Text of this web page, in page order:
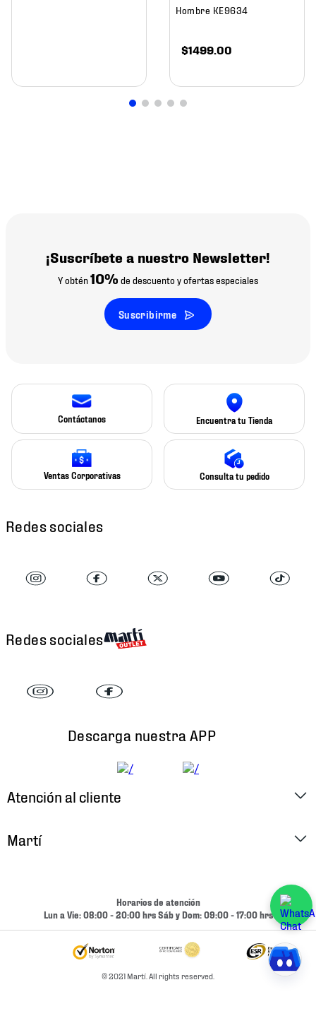
Hombre KE9634
$1499.00
¡Suscríbete a nuestro Newsletter!
Y obtén10% de descuento y ofertas especiales
Suscribirme
Contáctanos Encuentra tu Tienda
Ventas Corporativas Consulta tu pedido
Redes sociales
Redes sociales
Descarga nuestra APP
Atención al cliente
Cambios y Devoluciones
Condiciones de Entrega
Martí
Términos y Condiciones
Horarios de atención
Lun a Vie: 08:00 - 20:00 hrs Sáb y Dom: 09:00 - 17:00 hrs
© 2021 Martí. All rights reserved.